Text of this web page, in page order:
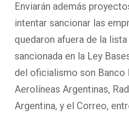
Enviarán además
intentar sancionar las
quedaron afuera de la
sancionada en la Ley
del oficialismo son Banco
Aerolíneas Argentinas,
Argentina, y el Correo,